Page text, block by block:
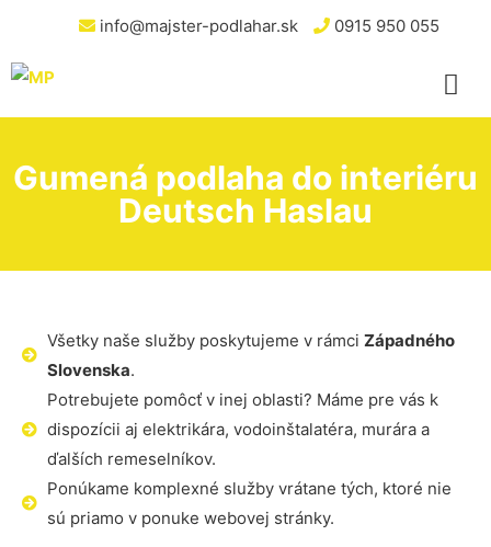
info@majster-podlahar.sk 0915 950 055
Gumená podlaha do interiéru
Deutsch Haslau
Všetky naše služby poskytujeme v rámci Západného
Slovenska.
Potrebujete pomôcť v inej oblasti? Máme pre vás k
dispozícii aj elektrikára, vodoinštalatéra, murára a
ďalších remeselníkov.
Ponúkame komplexné služby vrátane tých, ktoré nie
sú priamo v ponuke webovej stránky.